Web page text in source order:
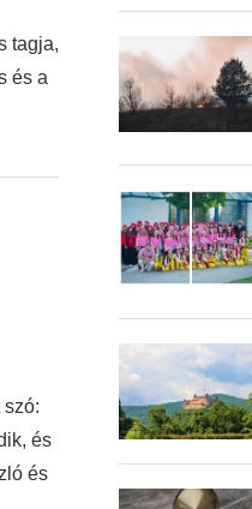
tagja,
és a
és
és